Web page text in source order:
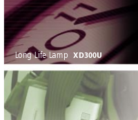
Long Life Lamp XD300U